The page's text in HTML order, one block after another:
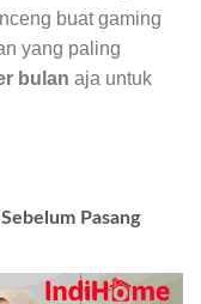
buat gaming
yang paling
bulan aja untuk
Pasang